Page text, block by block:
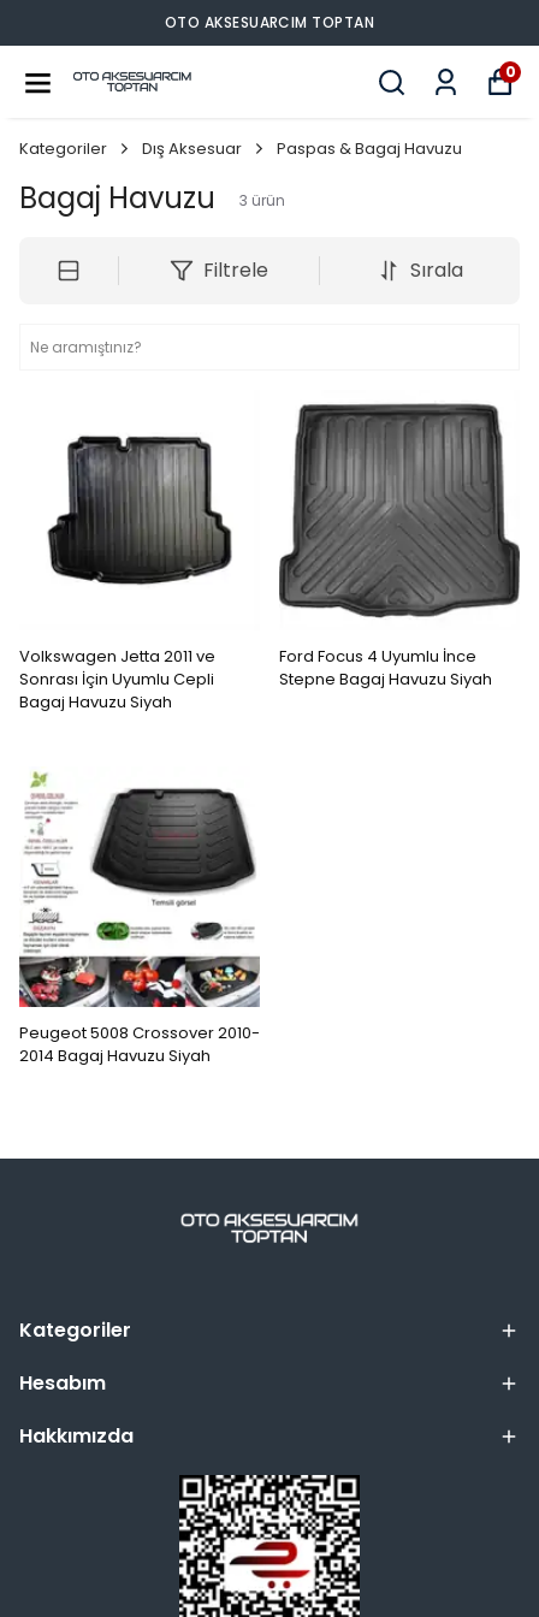
OTO AKSESUARCIM TOPTAN
0
Kategoriler Dış Aksesuar Paspas & Bagaj Havuzu
Bagaj Havuzu 3 ürün
Filtrele Sırala
Volkswagen Jetta 2011 ve
Sonrası İçin Uyumlu Cepli
Bagaj Havuzu Siyah
Ford Focus 4 Uyumlu İnce
Stepne Bagaj Havuzu Siyah
Peugeot 5008 Crossover 2010-
2014 Bagaj Havuzu Siyah
Kategoriler
Hesabım
Hakkımızda